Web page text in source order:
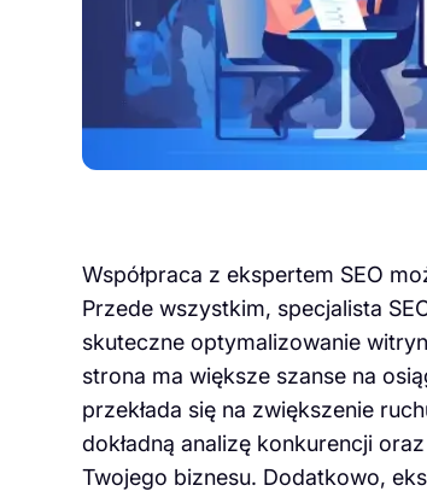
Współpraca z ekspertem SEO
Przede wszystkim, specjalista
skuteczne optymalizowanie
strona ma większe szanse na
przekłada się na zwiększenie
dokładną analizę konkurencji
Twojego biznesu. Dodatkowo,